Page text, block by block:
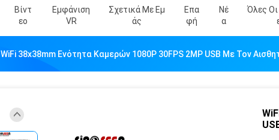
Βίντ
Εο
Εμφάνιση
VR
Σχετικά Με Εμ
Άς
Επα
Φή
Νέ
Α
Όλες
WiFi 38x38mm Ενότητα Καμερών 1080P 30FPS 2MP USB Με Τον